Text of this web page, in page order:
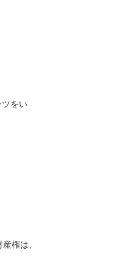
をい
権は、